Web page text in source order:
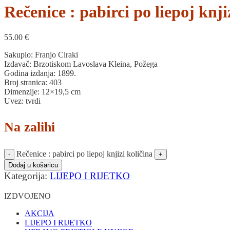
Rečenice : pabirci po liepoj
55.00 €
Sakupio: Franjo Ciraki
Izdavač: Brzotiskom Lavoslava Kleina, Požega
Godina izdanja: 1899.
Broj stranica: 403
Dimenzije: 12×19,5 cm
Uvez: tvrdi
Na zalihi
Rečenice : pabirci po liepoj knjizi količina
Dodaj u košaricu
Kategorija: LIJEPO I RIJETKO
IZDVOJENO
AKCIJA
LIJEPO I RIJETKO